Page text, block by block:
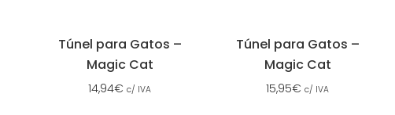
Túnel para Gatos –
Magic Cat
14,94€ c/ IVA
Túnel para Gatos –
Magic Cat
15,95€ c/ IVA